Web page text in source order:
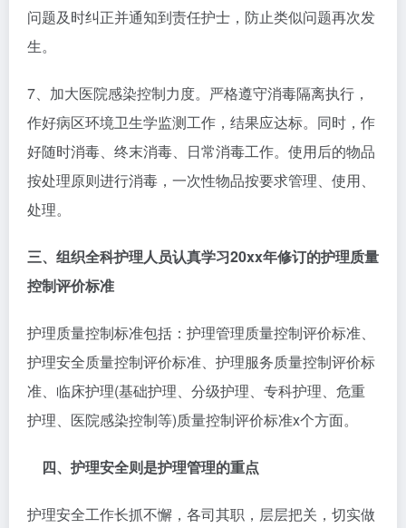
问题及时纠正并通知到责任护士，防止类似问题再次发
生。
7、加大医院感染控制力度。严格遵守消毒隔离执行，
作好病区环境卫生学监测工作，结果应达标。同时，作
好随时消毒、终末消毒、日常消毒工作。使用后的物品
按处理原则进行消毒，一次性物品按要求管理、使用、
处理。
三、组织全科护理人员认真学习20xx年修订的护理质量
控制评价标准
护理质量控制标准包括：护理管理质量控制评价标准、
护理安全质量控制评价标准、护理服务质量控制评价标
准、临床护理(基础护理、分级护理、专科护理、危重
护理、医院感染控制等)质量控制评价标准x个方面。
四、护理安全则是护理管理的重点
护理安全工作长抓不懈，各司其职，层层把关，切实做